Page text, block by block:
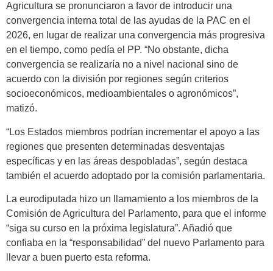
Agricultura se pronunciaron a favor de introducir una
convergencia interna total de las ayudas de la PAC en el
2026, en lugar de realizar una convergencia más progresiva
en el tiempo, como pedía el PP. “No obstante, dicha
convergencia se realizaría no a nivel nacional sino de
acuerdo con la división por regiones según criterios
socioeconómicos, medioambientales o agronómicos”,
matizó.
“Los Estados miembros podrían incrementar el apoyo a las
regiones que presenten determinadas desventajas
específicas y en las áreas despobladas”, según destaca
también el acuerdo adoptado por la comisión parlamentaria.
La eurodiputada hizo un llamamiento a los miembros de la
Comisión de Agricultura del Parlamento, para que el informe
“siga su curso en la próxima legislatura”. Añadió que
confiaba en la “responsabilidad” del nuevo Parlamento para
llevar a buen puerto esta reforma.